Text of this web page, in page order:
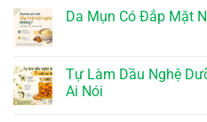
Da Mụn Có Đắp Mặt
Tự Làm Dầu Nghệ
Ai Nói